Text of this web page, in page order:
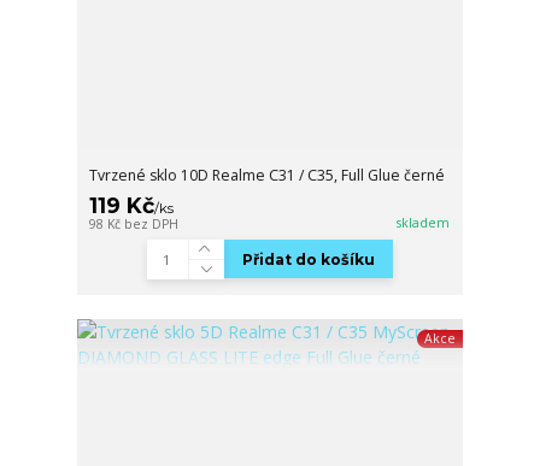
Tvrzené sklo 10D Realme C31 / C35, Full Glue černé
119 Kč/ks
98 Kč bez DPH skladem
Přidat do košíku
Akce